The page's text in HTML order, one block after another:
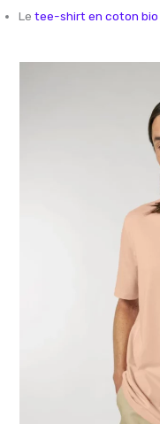
Letee-shirt en coton bio